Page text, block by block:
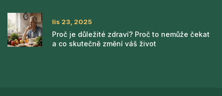
lis 23, 2025
Proč je důležité zdraví? Proč to nemůže čekat
a co skutečně změní váš život